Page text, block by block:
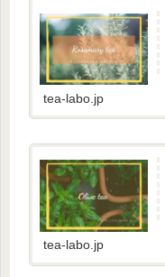
tea-labo.jp
tea-labo.jp